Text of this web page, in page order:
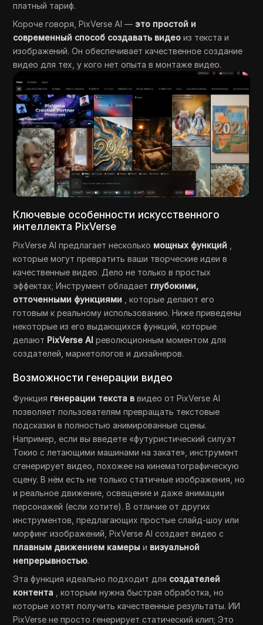
платный тариф.
Короче говоря, PixVerse AI — это простой и
современный способ создавать видео из текста и
изображений. Он обеспечивает качественное создание
видео для тех, у кого нет опыта в монтаже видео.
Ключевые особенности искусственного
интеллекта PixVerse
PixVerse AI предлагает несколько мощных функций
которые могут превратить ваши творческие идеи в
качественные видео. Дело не только в простых
эффектах; Инструмент обладает глубокими,
отточенными функциями , которые делают его
готовым к реальному использованию. Ниже приведены
некоторые из его выдающихся функций, которые
делают PixVerse AI революционным моментом для
создателей, маркетологов и дизайнеров.
Возможности генерации видео
Функция генерации текста в видео от PixVerse AI
позволяет пользователям превращать текстовые
подсказки в полностью анимированные сцены.
Например, если вы введете «футуристический силуэт
Токио с летающими машинами на закате», инструмент
сгенерирует видео, похожее на кинематографическую
сцену. В нём есть не только статичные изображения, но
и реальное движение, освещение и даже анимации
персонажей (если хотите). В отличие от других
инструментов, предлагающих простые слайд-шоу или
морфинг изображений, PixVerse AI создает видео с
плавным движением камеры и визуальной
непрерывностью.
Эта функция идеально подходит для создателей
контента , которым нужна быстрая обработка, но
которые хотят получить качественные результаты. ИИ
PixVerse не просто генерирует статический клип; Это